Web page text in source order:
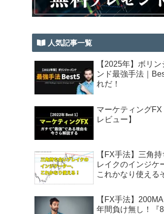
人気記事一覧
【2025年】ボリ
ンド最強手法｜
れだ！
マーケティングFX
レビュー】
【FX手法】三角
レイクのインジケ
これかなり使える
【FX手法】
年間負け無し！『